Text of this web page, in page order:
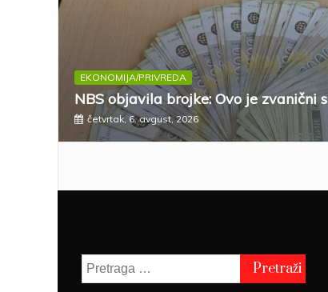
EKONOMIJA/PRIVREDA
NBS objavila brojke: Ovo je zvanični
četvrtak, 6. avgust, 2026
Pretraga
za: